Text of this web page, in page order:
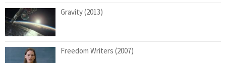
Gravity (2013)
Freedom Writers (2007)